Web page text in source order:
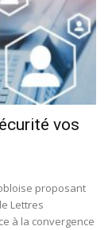
vos
proposant
Lettres
à la convergence